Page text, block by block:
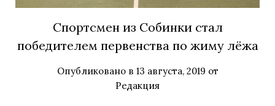
Спортсмен из Собинки стал
победителем первенства по жиму лёжа
Опубликовано в 13 августа, 2019 от
Редакция